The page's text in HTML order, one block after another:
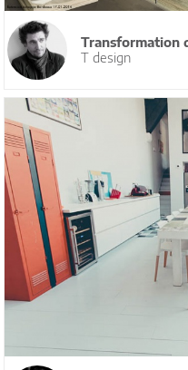
Transformation
T design